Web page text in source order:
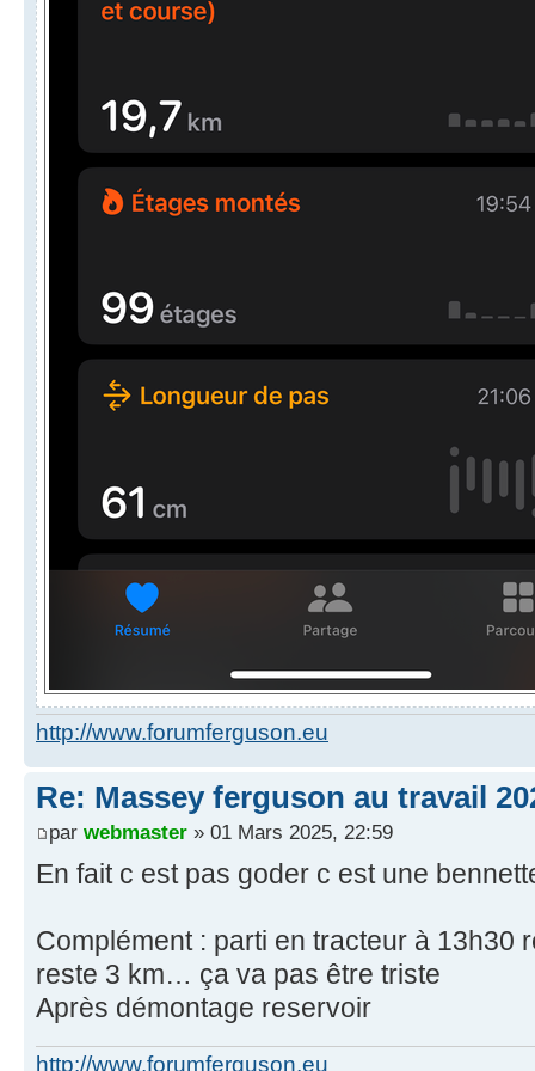
http://www.forumferguson.eu
Re: Massey ferguson au travail
par webmaster » 01 Mars 2025, 22:59
En fait c est pas goder c est une
Complément : parti en tracteur à 13h30
reste 3 km… ça va pas être triste
Après démontage reservoir
http://www.forumferguson.eu